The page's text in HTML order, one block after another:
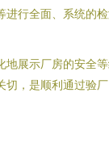
进行全面、系统的
地展示厂房的安全
切，是顺利通过验